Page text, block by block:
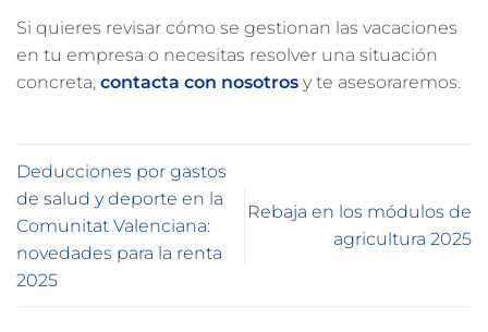
Si quieres revisar cómo se gestionan las vacaciones
en tu empresa o necesitas resolver una situación
concreta, contacta con nosotros y te asesoraremos.
Deducciones por gastos
de salud y deporte en la
Comunitat Valenciana:
novedades para la renta
2025
Rebaja en los módulos de
agricultura 2025